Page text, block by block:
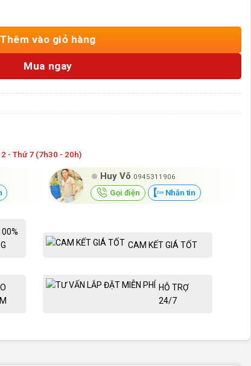
TCMN số lượng
Thêm vào giỏ hàng
Mua ngay
- Thứ 7 (7h30 - 20h)
Huy Võ 0945311906
Gọi điện Nhắn tin
CAM KẾT GIÁ TỐT
HỖ TRỢ
24/7